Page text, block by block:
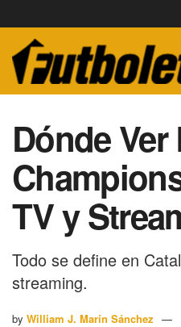
Dónde
TV y
Todo se define en
streaming.
by William J. Marín Sánchez